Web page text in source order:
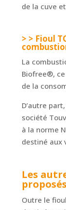
de la cuve
> > Fioul
La
Biofree®,
de la
D’autre
société
à la norme
destiné aux
Les
Outre le